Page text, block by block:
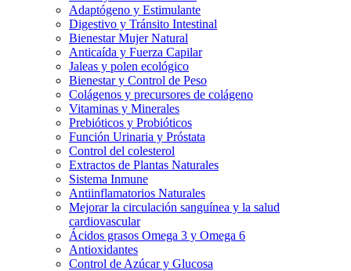
Adaptógeno y Estimulante
Digestivo y Tránsito Intestinal
Bienestar Mujer Natural
Anticaída y Fuerza Capilar
Jaleas y polen ecológico
Bienestar y Control de Peso
Colágenos y precursores de colágeno
Vitaminas y Minerales
Prebióticos y Probióticos
Función Urinaria y Próstata
Control del colesterol
Extractos de Plantas Naturales
Sistema Inmune
Antiinflamatorios Naturales
Mejorar la circulación sanguínea y la salud
cardiovascular
Ácidos grasos Omega 3 y Omega 6
Antioxidantes
Control de Azúcar y Glucosa